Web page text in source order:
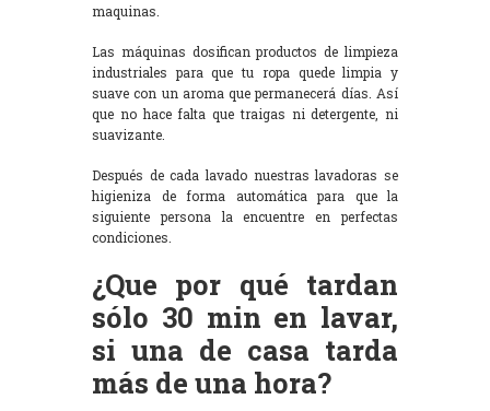
maquinas.
Las máquinas dosifican productos de limpieza
industriales para que tu ropa quede limpia y
suave con un aroma que permanecerá días. Así
que no hace falta que traigas ni detergente, ni
suavizante.
Después de cada lavado nuestras lavadoras se
higieniza de forma automática para que la
siguiente persona la encuentre en perfectas
condiciones.
¿Que por qué tardan
sólo 30 min en lavar,
si una de casa tarda
más de una hora?